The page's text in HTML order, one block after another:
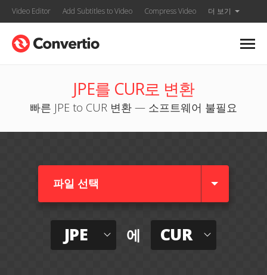
Video Editor Add Subtitles to Video Compress Video 더 보기
JPE를 CUR로 변환
빠른 JPE to CUR 변환 — 소프트웨어 불필요
파일 선택
JPE 에 CUR